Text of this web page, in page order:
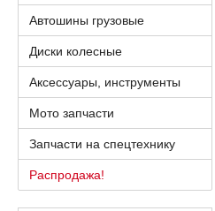
Автошины грузовые
Диски колесные
Аксессуары, инструменты
Мото запчасти
Запчасти на спецтехнику
Распродажа!